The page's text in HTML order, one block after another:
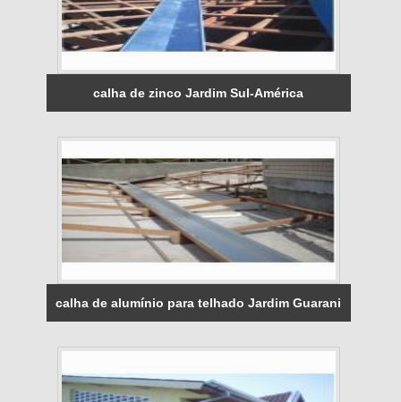
calha de zinco Jardim Sul-América
calha de alumínio para telhado Jardim Guarani